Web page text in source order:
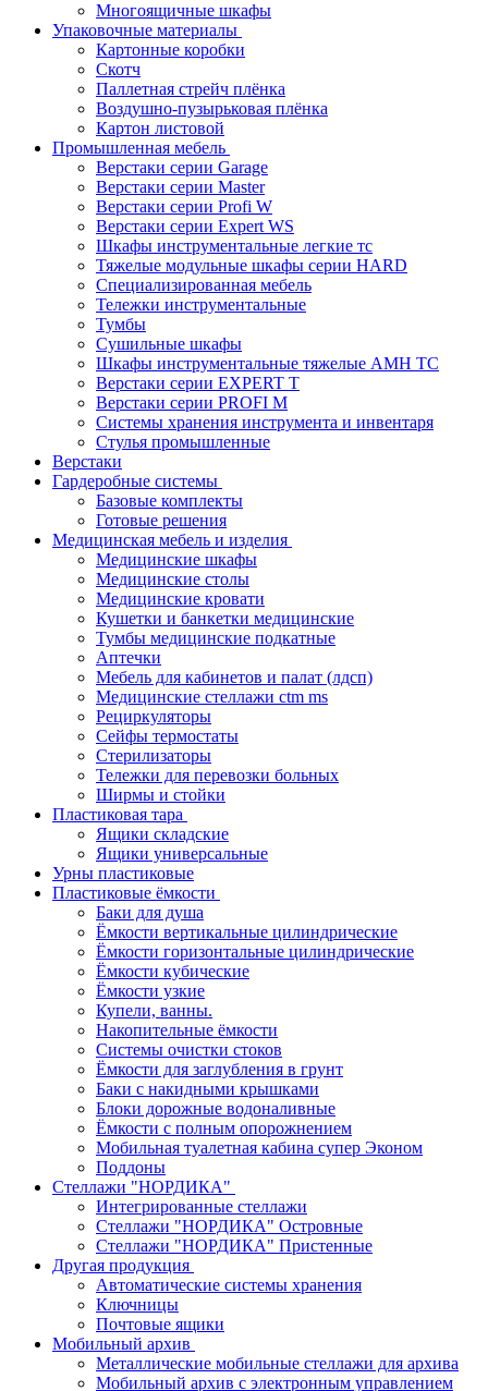
Многоящичные шкафы
Упаковочные материалы
Картонные коробки
Скотч
Паллетная стрейч плёнка
Воздушно-пузырьковая плёнка
Картон листовой
Промышленная мебель
Верстаки серии Garage
Верстаки серии Master
Верстаки серии Profi W
Верстаки серии Expert WS
Шкафы инструментальные легкие тс
Тяжелые модульные шкафы серии HARD
Cпециализированная мебель
Тележки инструментальные
Тумбы
Cушильные шкафы
Шкафы инструментальные тяжелые AMH TC
Верстаки серии EXPERT T
Верстаки серии PROFI M
Системы хранения инструмента и инвентаря
Стулья промышленные
Верстаки
Гардеробные системы
Базовые комплекты
Готовые решения
Медицинская мебель и изделия
Медицинские шкафы
Медицинские столы
Медицинские кровати
Кушетки и банкетки медицинские
Тумбы медицинские подкатные
Аптечки
Мебель для кабинетов и палат (лдсп)
Медицинские стеллажи ctm ms
Рециркуляторы
Сейфы термостаты
Стерилизаторы
Тележки для перевозки больных
Ширмы и стойки
Пластиковая тара
Ящики складские
Ящики универсальные
Урны пластиковые
Пластиковые ёмкости
Баки для душа
Ёмкости вертикальные цилиндрические
Ёмкости горизонтальные цилиндрические
Ёмкости кубические
Ёмкости узкие
Купели, ванны.
Накопительные ёмкости
Системы очистки стоков
Ёмкости для заглубления в грунт
Баки с накидными крышками
Блоки дорожные водоналивные
Ёмкости с полным опорожнением
Мобильная туалетная кабина супер Эконом
Поддоны
Стеллажи "НОРДИКА"
Интегрированные стеллажи
Стеллажи "НОРДИКА" Островные
Стеллажи "НОРДИКА" Пристенные
Другая продукция
Автоматические системы хранения
Ключницы
Почтовые ящики
Мобильный архив
Металлические мобильные стеллажи для архива
Мобильный архив с электронным управлением